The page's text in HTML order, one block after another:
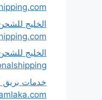
الخليج
الخليج
خدمات بريق